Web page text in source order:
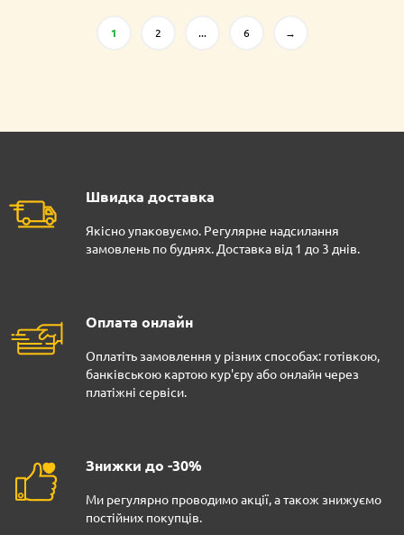
1 2 ... 6 →
Швидка доставка
Якісно упаковуємо. Регулярне надсилання
замовлень по буднях. Доставка від 1 до 3 днів.
Оплата онлайн
Оплатіть замовлення у різних способах: готівкою,
банківською картою кур'єру або онлайн через
платіжні сервіси.
Знижки до -30%
Ми регулярно проводимо акції, а також знижуємо
постійних покупців.